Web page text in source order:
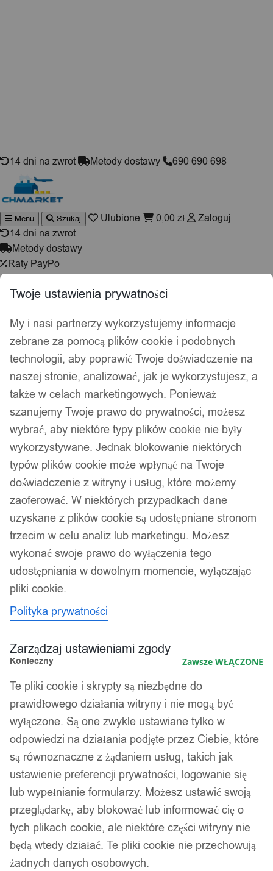
14 dni na zwrot Metody dostawy 690 690 698
Wyszukiwarka
produktów
Menu Szukaj Ulubione 0,00 zł
Zaloguj
14 dni na zwrot
Metody dostawy
Raty PayPo
Wyszukiwarka
produktów
Hej, zaloguj się! Ulubione 0,00 zł
Psy i koty
Kuchnia
Łazienka
Dekoracje i ozdoby
Drukarki do etykiet
Strona główna/ Atrybut produktu: Pojemność / 6150
6150
Wyświetlanie jednego wyniku
Kolejność
BASEN 300 x 76 cm STELAŻOWY
OGRODOWY Okrągły POMPA
369,00zł
Twoje ustawienia prywatności
My i nasi partnerzy wykorzystujemy informacje
zebrane za pomocą plików cookie i podobnych
technologii, aby poprawić Twoje doświadczenie na
naszej stronie, analizować, jak je wykorzystujesz, a
także w celach marketingowych. Ponieważ
szanujemy Twoje prawo do prywatności, możesz
wybrać, aby niektóre typy plików cookie nie były
wykorzystywane. Jednak blokowanie niektórych
typów plików cookie może wpłynąć na Twoje
doświadczenie z witryny i usług, które możemy
zaoferować. W niektórych przypadkach dane
uzyskane z plików cookie są udostępniane stronom
trzecim w celu analiz lub marketingu. Możesz
wykonać swoje prawo do wyłączenia tego
udostępniania w dowolnym momencie, wyłączając
pliki cookie.
Polityka prywatności
Zarządzaj ustawieniami zgody
Konieczny Zawsze WŁĄCZONE
Te pliki cookie i skrypty są niezbędne do
prawidłowego działania witryny i nie mogą być
wyłączone. Są one zwykle ustawiane tylko w
odpowiedzi na działania podjęte przez Ciebie, które
są równoznaczne z żądaniem usług, takich jak
ustawienie preferencji prywatności, logowanie się
lub wypełnianie formularzy. Możesz ustawić swoją
przeglądarkę, aby blokować lub informować cię o
tych plikach cookie, ale niektóre części witryny nie
będą wtedy działać. Te pliki cookie nie przechowują
żadnych danych osobowych.